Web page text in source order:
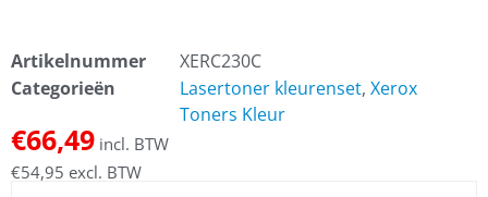
Artikelnummer
XERC230C
Categorieën
Lasertoner kleurenset, Xerox
Toners Kleur
€66,49 incl. BTW
€54,95 excl. BTW